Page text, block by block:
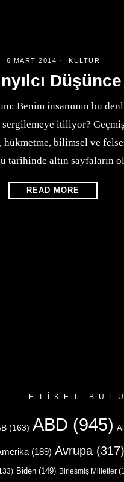
6 MART 2014 KÜLTÜR
Düşünce
Benim insanımın bu
itiliyor?
hükmetme, bilimsel ve
tarihinde altın sayfaların
READ MORE
ETIKET
(163) ABD (945)
(189) Avrupa (317)
Biden (149) Birleşmiş Milletler